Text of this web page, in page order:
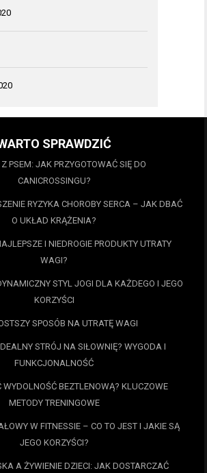
SPRAWDZIĆ
PSEM: JAK PRZYGOTOWAĆ SIĘ DO
CANICROSSINGU?
RYZYKA CHOROBY SERCA – JAK DBAĆ
O UKŁAD KRĄŻENIA?
I NIEDROGIE PRODUKTY UTRATY
WAGI?
STYL JOGI DLA KAŻDEGO I JEGO
KORZYŚCI
SPOSÓB NA UTRATĘ WAGI
STRÓJ NA SIŁOWNIĘ? WYGODA I
FUNKCJONALNOŚĆ
WYDOLNOŚĆ BEZTLENOWĄ? KLUCZOWE
METODY TRENINGOWE
W FITNESSIE – CO TO JEST I JAKIE SĄ
JEGO KORZYŚCI?
A ŻYWIENIE DZIECI: JAK DOSTARCZAĆ